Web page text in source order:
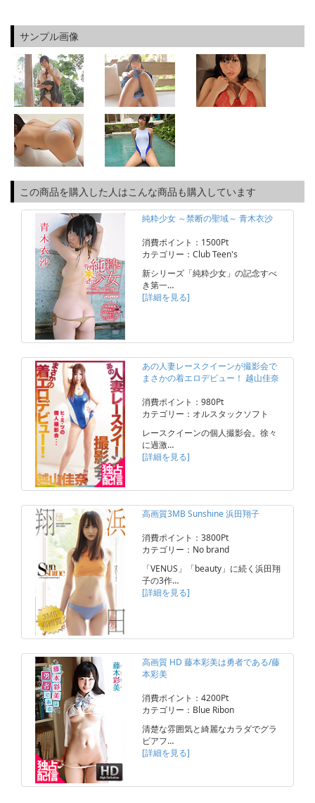
サンプル画像
この商品を購入した人はこんな商品も購入しています
純粋少女 ～禁断の聖域～ 青木衣沙
消費ポイント：1500Pt
カテゴリー：Club Teen's
新シリーズ「純粋少女」の記念すべ
き第一…
[詳細を見る]
あの人妻レースクイーンが撮影会で
まさかの着エロデビュー！ 越山佳奈
消費ポイント：980Pt
カテゴリー：オルスタックソフト
レースクイーンの個人撮影会。徐々
に過激…
[詳細を見る]
高画質3MB Sunshine 浜田翔子
消費ポイント：3800Pt
カテゴリー：No brand
「VENUS」「beauty」に続く浜田翔
子の3作…
[詳細を見る]
高画質 HD 藤本彩美は勇者である/藤
本彩美
消費ポイント：4200Pt
カテゴリー：Blue Ribon
清楚な雰囲気と綺麗なカラダでグラ
ビアフ…
[詳細を見る]